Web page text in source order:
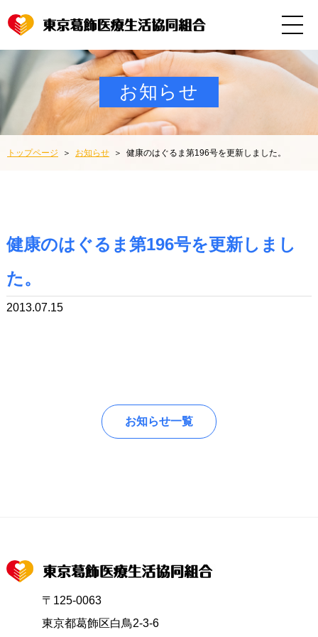
お知らせ
トップページ お知らせ 健康のはぐるま第196号を更新しました。
健康のはぐるま第196号を更新しまし
た。
2013.07.15
お知らせ一覧
〒125-0063
東京都葛飾区白鳥2-3-6